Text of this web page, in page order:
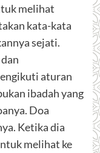
melihat
kata-kata
sejati.
aturan
ibadah yang
Doa
Ketika dia
melihat ke